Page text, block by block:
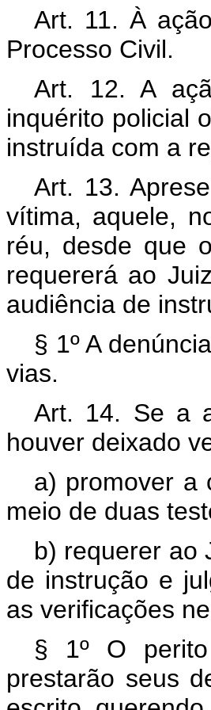
Art. 11. À
Processo Civil.
Art. 12. A
inquérito policial
instruída com a
Art. 13.
vítima, aquele,
réu, desde que
requererá ao
audiência de
§ 1º A
vias.
Art. 14. Se a
houver deixado
a) promover a
meio de duas
b) requerer ao
de instrução e
as verificações
§ 1º O
prestarão seus